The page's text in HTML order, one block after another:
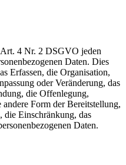
4 Nr. 2 DSGVO jeden
Daten. Dies
Erfassen, die Organisation,
oder Veränderung, das
die Offenlegung,
Form der Bereitstellung,
Einschränkung, das
Daten.